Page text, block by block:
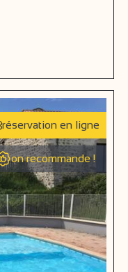
réservation en ligne
on recommande !